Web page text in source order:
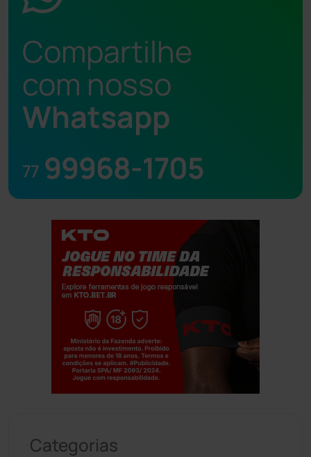
Compartilhe
com nosso
Whatsapp
77 99968-1705
Categorias